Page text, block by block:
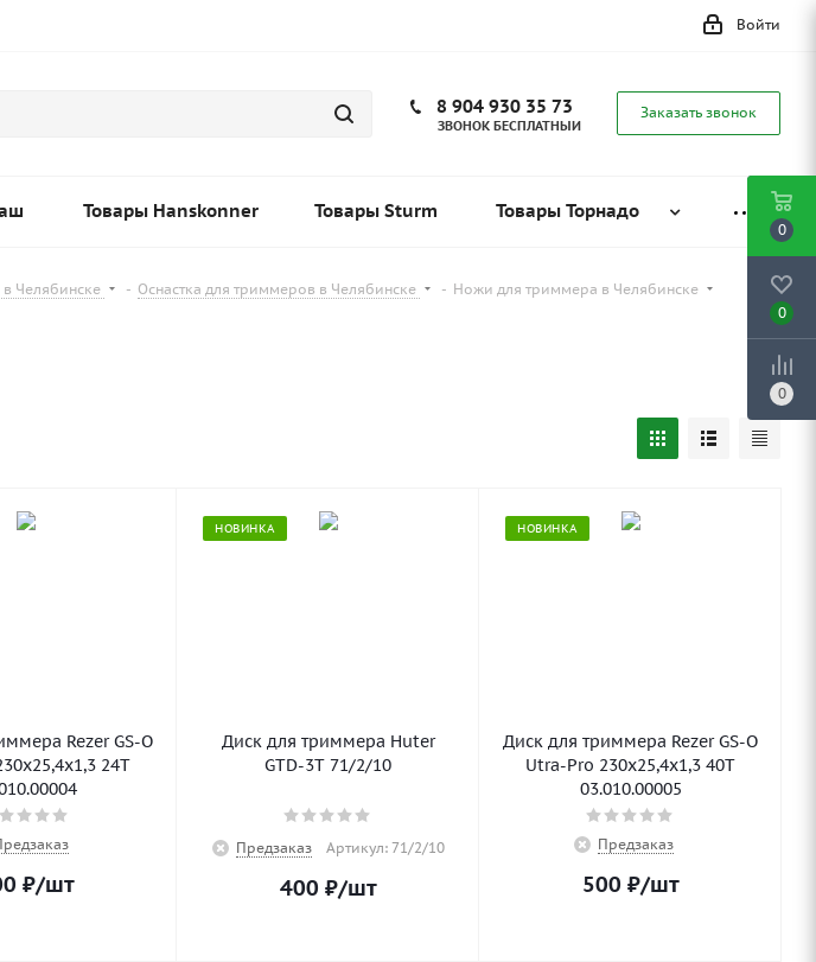
Войти
8 904 930 35 73
ЗВОНОК БЕСПЛАТНЫЙ
Заказать звонок
Товары Hanskonner Товары Sturm Товары Торнадо
в Челябинске - Оснастка для триммеров в Челябинске - Ножи для триммера в Челябинске
Rezer GS-O
24T
₽/шт
НОВИНКА
Диск для триммера Huter
GTD-3T 71/2/10
Предзаказ Артикул: 71/2/10
400 ₽/шт
НОВИНКА
Диск для триммера Rezer GS-O
Utra-Pro 230x25,4x1,3 40T
03.010.00005
Предзаказ
500 ₽/шт
0
0
0